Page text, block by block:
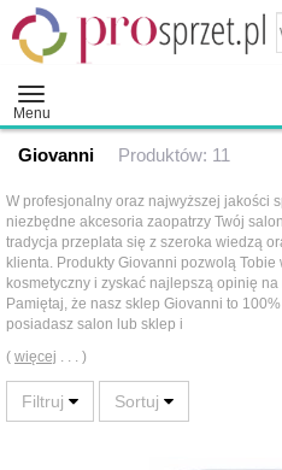
Menu
Giovanni Produktów: 11
W profesjonalny oraz najwyższej jakości
niezbędne akcesoria zaopatrzy Twój salon
tradycja przeplata się z szeroka wiedzą
klienta. Produkty Giovanni pozwolą Tobie
kosmetyczny i zyskać najlepszą opinię
Pamiętaj, że nasz sklep Giovanni to
posiadasz salon lub sklep i
( więcej . . . )